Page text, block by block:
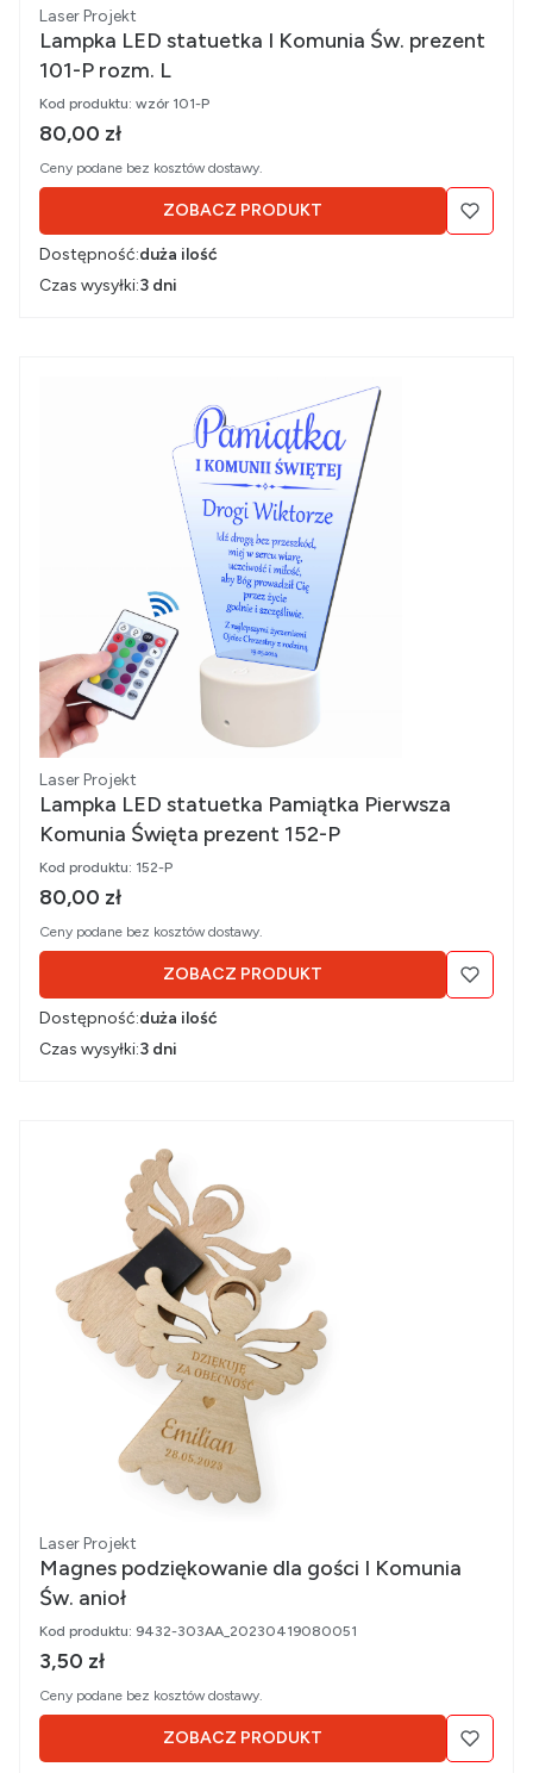
Producent
Laser Projekt
Lampka LED statuetka I Komunia Św. prezent
101-P rozm. L
Kod produktu: wzór 101-P
Cena brutto
80,00 zł
Ceny podane bez kosztów dostawy.
ZOBACZ PRODUKT
Dostępność:duża ilość
Czas wysyłki:3 dni
Producent
Laser Projekt
Lampka LED statuetka Pamiątka Pierwsza
Komunia Święta prezent 152-P
Kod produktu: 152-P
Cena brutto
80,00 zł
Ceny podane bez kosztów dostawy.
ZOBACZ PRODUKT
Dostępność:duża ilość
Czas wysyłki:3 dni
Producent
Laser Projekt
Magnes podziękowanie dla gości I Komunia
Św. anioł
Kod produktu: 9432-303AA_20230419080051
Cena brutto
3,50 zł
Ceny podane bez kosztów dostawy.
ZOBACZ PRODUKT